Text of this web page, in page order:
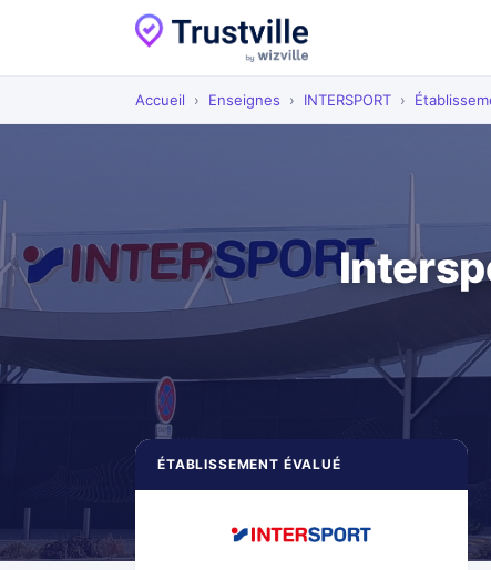
Accueil › Enseignes › INTERSPORT ›
ÉTABLISSEMENT ÉVALUÉ